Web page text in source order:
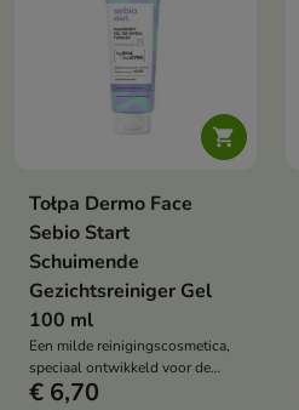

Tołpa Dermo Face
Sebio Start
Schuimende
Gezichtsreiniger Gel
100 ml
Een milde reinigingscosmetica,
speciaal ontwikkeld voor de
dagelijkse verzorging van een
€ 6,70